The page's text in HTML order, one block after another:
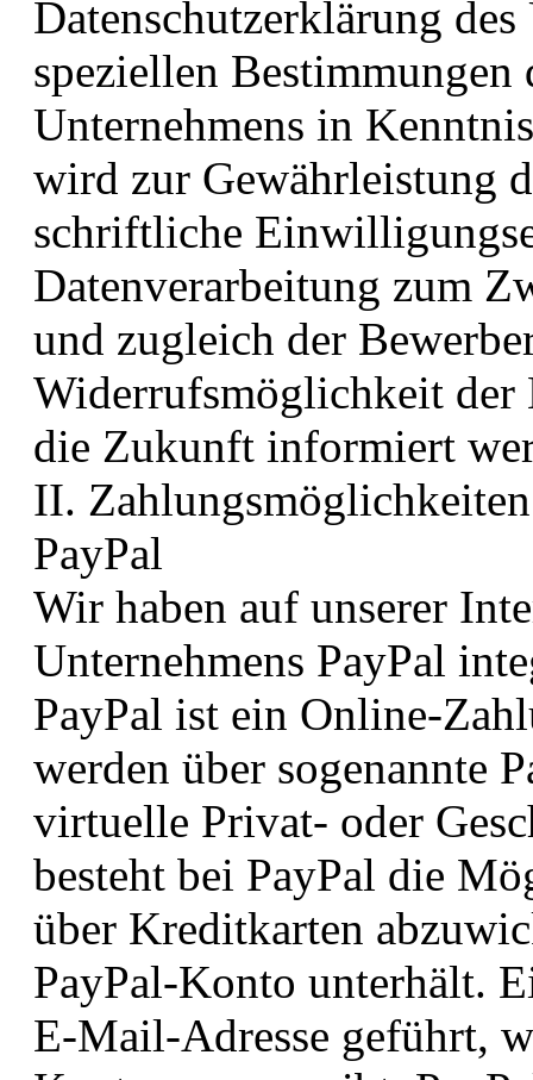
Datenschutzerklärung
speziellen Bestimmungen
Unternehmens in
wird zur Gewährleistung
schriftliche
Datenverarbeitung zum
und zugleich der
Widerrufsmöglichkeit
die Zukunft informiert
II. Zahlungsmöglichkeiten
PayPal
Wir haben auf unserer
Unternehmens PayPal
PayPal ist ein Online-
werden über sogenannte
virtuelle Privat- oder
besteht bei PayPal die
über Kreditkarten
PayPal-Konto unterhält.
E-Mail-Adresse geführt,